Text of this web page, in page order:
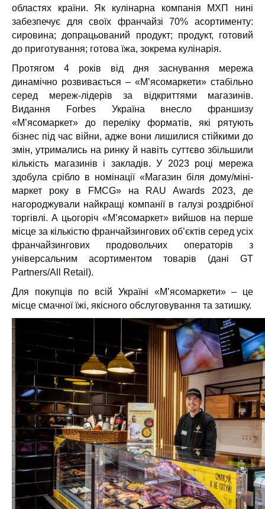
областях країни. Як кулінарна компанія МХП нині
забезпечує для своїх франчайзі 70% асортименту:
сировина; допрацьований продукт; продукт, готовий
до приготування; готова їжа, зокрема кулінарія.
Протягом 4 років від дня заснування мережа
динамічно розвивається – «М’ясомаркети» стабільно
серед мереж-лідерів за відкриттями магазинів.
Видання Forbes Україна внесло франшизу
«М’ясомаркет» до переліку форматів, які рятують
бізнес під час війни, адже вони лишилися стійкими до
змін, утримались на ринку й навіть суттєво збільшили
кількість магазинів і закладів. У 2023 році мережа
здобула срібло в номінації «Магазин біля дому/міні-
маркет року в FMCG» на RAU Awards 2023, де
нагороджували найкращі компанії в галузі роздрібної
торгівлі. А цьогоріч «Мʼясомаркет» вийшов на перше
місце за кількістю франчайзингових обʼєктів серед усіх
франчайзингових продовольчих операторів з
універсальним асортиментом товарів (дані GT
Partners/All Retail).
Для покупців по всій Україні «М’ясомаркети» – це
місце смачної їжі, якісного обслуговування та затишку.